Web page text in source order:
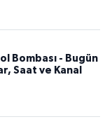
Bombası - Bugün
Saat ve Kanal